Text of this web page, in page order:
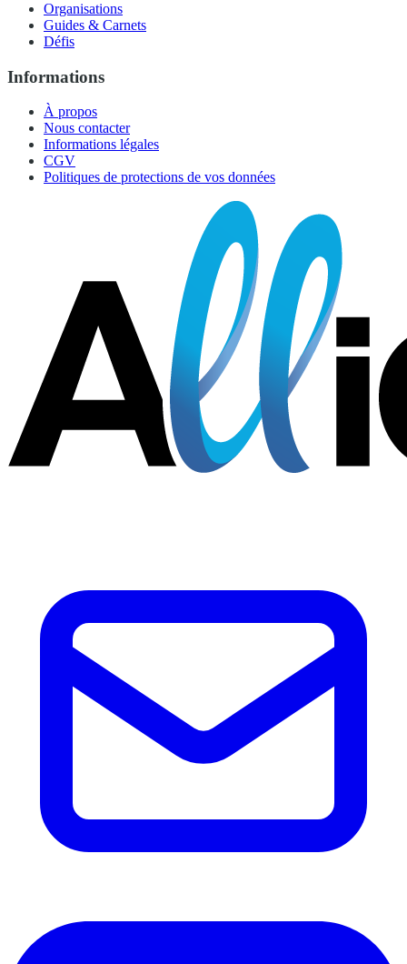
Organisations
Guides & Carnets
Défis
Informations
À propos
Nous contacter
Informations légales
CGV
Politiques de protections de vos données